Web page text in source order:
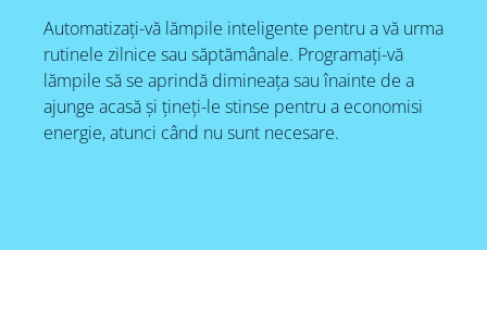
Automatizați-vă lămpile inteligente pentru a vă urma
rutinele zilnice sau săptămânale. Programați-vă
lămpile să se aprindă dimineața sau înainte de a
ajunge acasă și țineți-le stinse pentru a economisi
energie, atunci când nu sunt necesare.